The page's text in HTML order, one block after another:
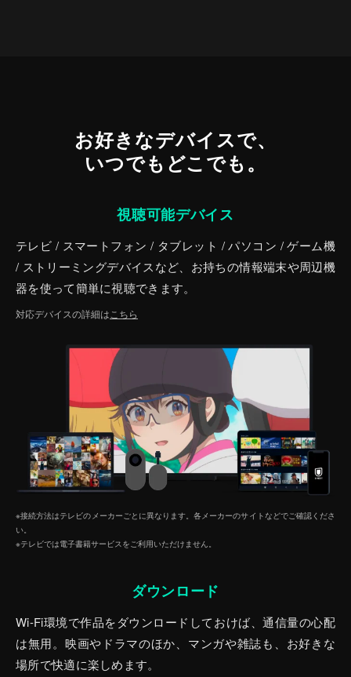
お好きなデバイスで、
いつでもどこでも。
視聴可能デバイス
テレビ / スマートフォン / タブレット / パソコン / ゲーム機
/ ストリーミングデバイスなど、お持ちの情報端末や周辺機
器を使って簡単に視聴できます。
対応デバイスの詳細は こちら
※接続方法はテレビのメーカーごとに異なります。各メーカーのサイトなどでご確認くださ
い。
※テレビでは電子書籍サービスをご利⽤いただけません。
ダウンロード
Wi-Fi環境で作品をダウンロードしておけば、通信量の心配
は無用。映画やドラマのほか、マンガや雑誌も、お好きな
場所で快適に楽しめます。